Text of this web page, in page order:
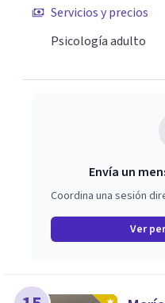
combina técnica, claridad
proceso de cambio.
Servicios y precios
Psicología adulto
Envía un
Coordina una sesión
Ver